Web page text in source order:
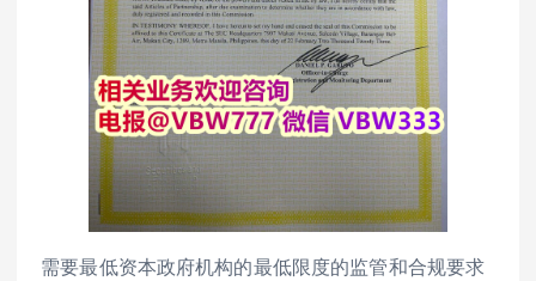
需要最低资本政府机构的最低限度的监管和合规要求